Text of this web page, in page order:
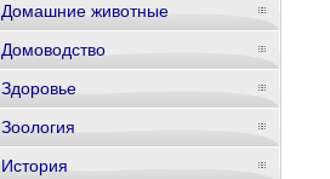
Домашние животные
Домоводство
Здоровье
Зоология
История